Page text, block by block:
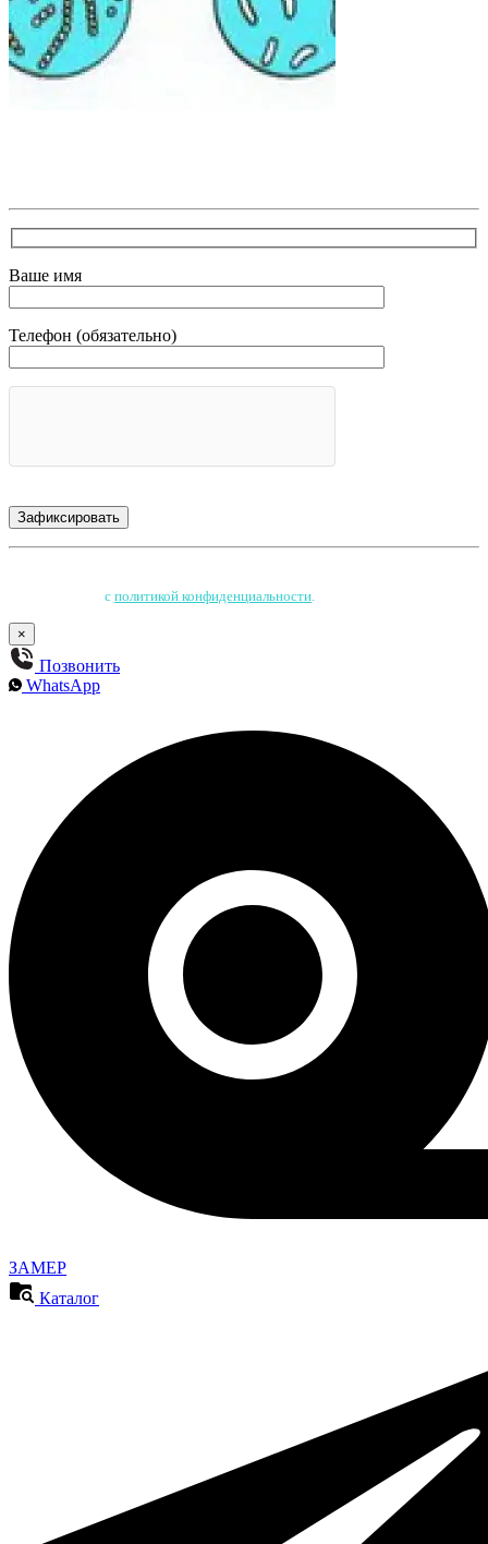
Ваше имя
Телефон (обязательно)
с политикой конфиденциальности.
×
Позвонить
WhatsApp
ЗАМЕР
Каталог